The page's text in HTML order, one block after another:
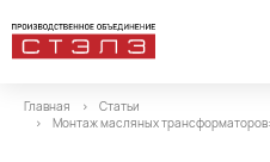
Главная
Статьи
Монтаж масляных